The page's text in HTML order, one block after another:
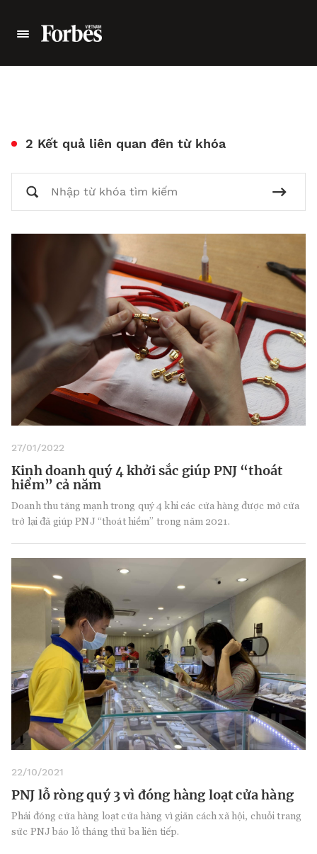
2 Kết quả liên quan đên từ khóa
27/01/2022
Kinh doanh quý 4 khởi sắc giúp PNJ “thoát
hiểm” cả năm
Doanh thu tăng mạnh trong quý 4 khi các cửa hàng được mở cửa
trở lại đã giúp PNJ “thoát hiểm” trong năm 2021.
22/10/2021
PNJ lỗ ròng quý 3 vì đóng hàng loạt cửa hàng
Phải đóng cửa hàng loạt cửa hàng vì giãn cách xã hội, chuỗi trang
sức PNJ báo lỗ tháng thứ ba liên tiếp.